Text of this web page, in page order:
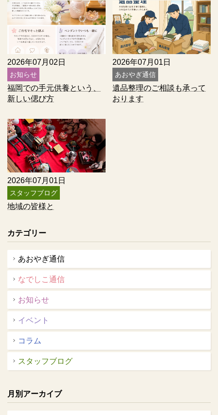
2026年07月02日
お知らせ
福岡での手元供養という、
新しい偲び方
2026年07月01日
あおやぎ通信
遺品整理のご相談も承って
おります
2026年07月01日
スタッフブログ
地域の皆様と
カテゴリー
あおやぎ通信
なでしこ通信
お知らせ
イベント
コラム
スタッフブログ
月別アーカイブ